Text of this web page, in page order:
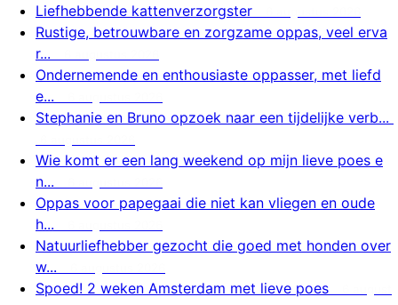
Liefhebbende kattenverzorgster
Rustige, betrouwbare en zorgzame oppas, veel erva
r...
Ondernemende en enthousiaste oppasser, met liefd
e...
Stephanie en Bruno opzoek naar een tijdelijke verb...
Wie komt er een lang weekend op mijn lieve poes e
n...
Oppas voor papegaai die niet kan vliegen en oude
h...
Natuurliefhebber gezocht die goed met honden over
w...
Spoed! 2 weken Amsterdam met lieve poes